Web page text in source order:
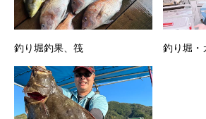
釣り堀釣果、筏 釣り堀・